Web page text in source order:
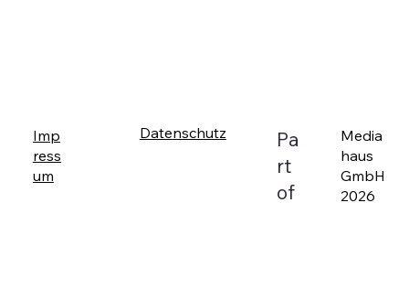
Imp
ress
um
Datenschutz
Pa
rt
of
Media
haus
GmbH
2026